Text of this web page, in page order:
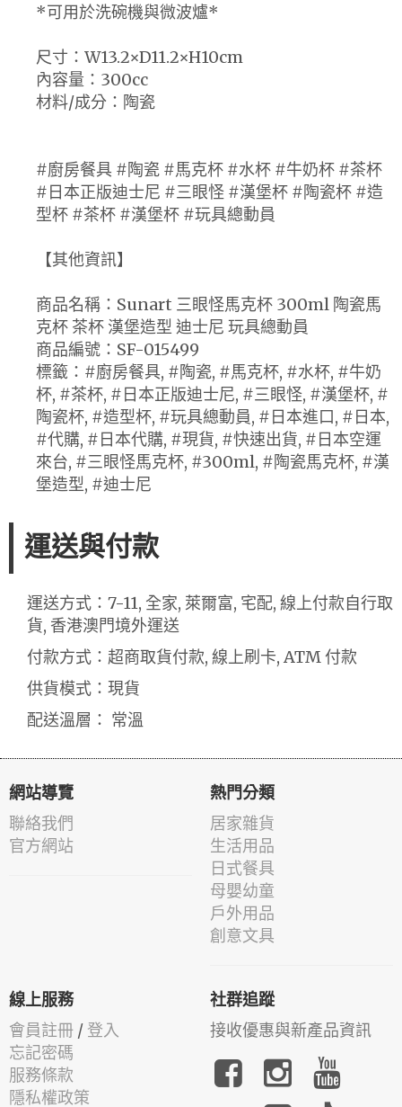
*可用於洗碗機與微波爐*
尺寸：W13.2×D11.2×H10cm
內容量：300cc
材料/成分：陶瓷
#廚房餐具 #陶瓷 #馬克杯 #水杯 #牛奶杯 #茶杯
#日本正版迪士尼 #三眼怪 #漢堡杯 #陶瓷杯 #造
型杯 #茶杯 #漢堡杯 #玩具總動員
【其他資訊】
商品名稱：Sunart 三眼怪馬克杯 300ml 陶瓷馬
克杯 茶杯 漢堡造型 迪士尼 玩具總動員
商品編號：SF-015499
標籤：#廚房餐具, #陶瓷, #馬克杯, #水杯, #牛奶
杯, #茶杯, #日本正版迪士尼, #三眼怪, #漢堡杯, #
陶瓷杯, #造型杯, #玩具總動員, #日本進口, #日本,
#代購, #日本代購, #現貨, #快速出貨, #日本空運
來台, #三眼怪馬克杯, #300ml, #陶瓷馬克杯, #漢
堡造型, #迪士尼
運送與付款
運送方式：7-11, 全家, 萊爾富, 宅配, 線上付款自行取
貨, 香港澳門境外運送
付款方式：超商取貨付款, 線上刷卡, ATM 付款
供貨模式：現貨
配送溫層： 常溫
網站導覽
聯絡我們
官方網站
熱門分類
居家雜貨
生活用品
日式餐具
母嬰幼童
戶外用品
創意文具
線上服務
會員註冊 / 登入
忘記密碼
服務條款
隱私權政策
社群追蹤
接收優惠與新產品資訊